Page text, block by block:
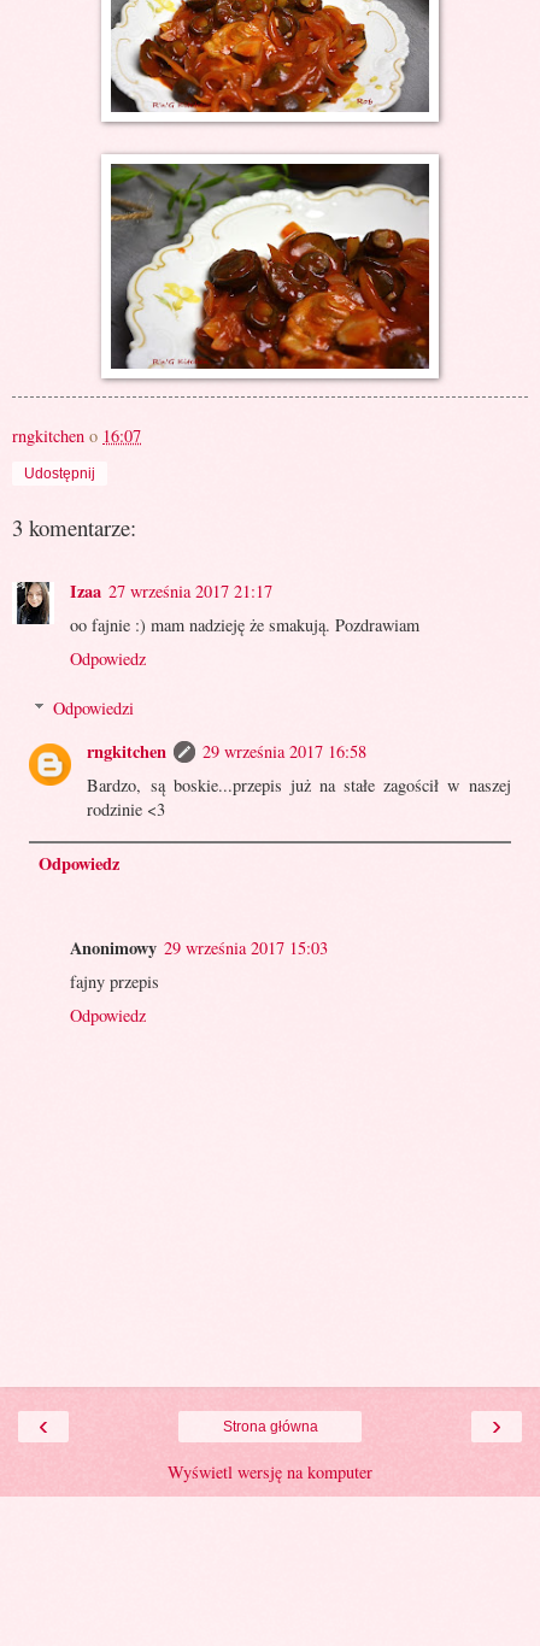
rngkitchen o 16:07
Udostępnij
3 komentarze:
Izaa 27 września 2017 21:17
oo fajnie :) mam nadzieję że smakują. Pozdrawiam
Odpowiedz
Odpowiedzi
rngkitchen
29 września 2017 16:58
Bardzo, są boskie...przepis już na stałe zagościł w naszej
rodzinie <3
Odpowiedz
Anonimowy 29 września 2017 15:03
fajny przepis
Odpowiedz
‹ ›
Strona główna
Wyświetl wersję na komputer